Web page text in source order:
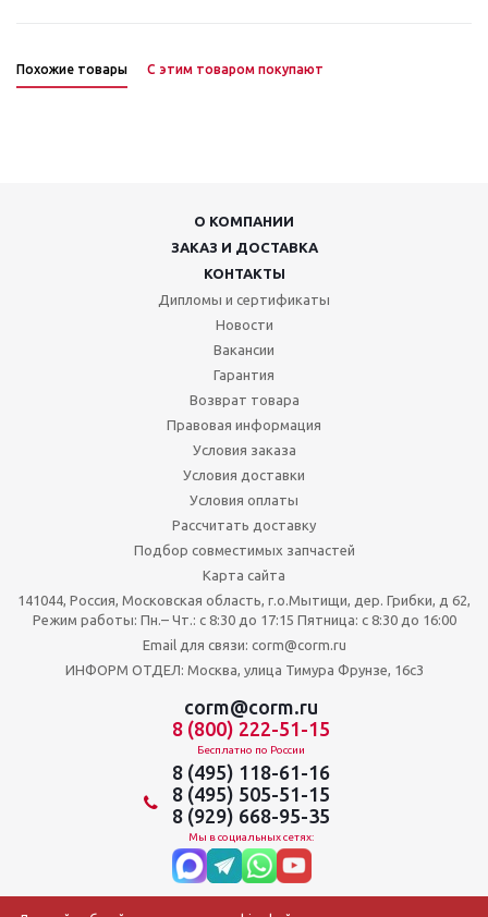
Похожие товары С этим товаром покупают
О КОМПАНИИ
ЗАКАЗ И ДОСТАВКА
КОНТАКТЫ
Дипломы и сертификаты
Новости
Вакансии
Гарантия
Возврат товара
Правовая информация
Условия заказа
Условия доставки
Условия оплаты
Рассчитать доставку
Подбор совместимых запчастей
Карта сайта
141044, Россия, Московская область, г.о.Мытищи, дер. Грибки, д 62,
Режим работы: Пн.– Чт.: с 8:30 до 17:15 Пятница: c 8:30 до 16:00
Email для связи: corm@corm.ru
ИНФОРМ ОТДЕЛ: Москва, улица Тимура Фрунзе, 16с3
corm@corm.ru
8 (800) 222-51-15
Бесплатно по России
8 (495) 118-61-16
8 (495) 505-51-15
8 (929) 668-95-35
Мы в социальных сетях: